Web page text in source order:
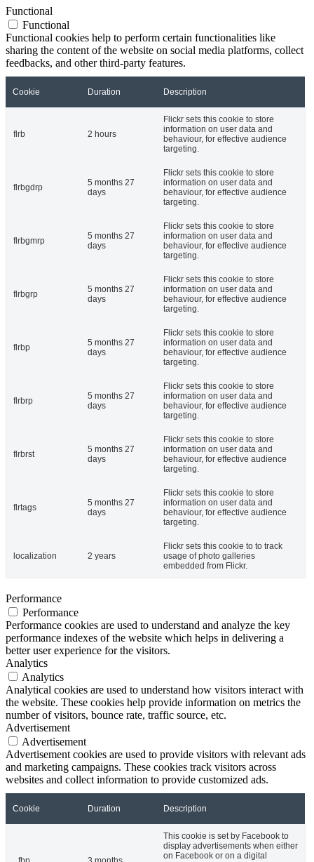
Functional
Functional
Functional cookies help to perform certain functionalities like
sharing the content of the website on social media platforms, collect
feedbacks, and other third-party features.
Cookie Duration Description
flrb 2 hours
Flickr sets this cookie to store
information on user data and
behaviour, for effective audience
targeting.
flrbgdrp
5 months 27
days
Flickr sets this cookie to store
information on user data and
behaviour, for effective audience
targeting.
flrbgmrp
5 months 27
days
Flickr sets this cookie to store
information on user data and
behaviour, for effective audience
targeting.
flrbgrp
5 months 27
days
Flickr sets this cookie to store
information on user data and
behaviour, for effective audience
targeting.
flrbp
5 months 27
days
Flickr sets this cookie to store
information on user data and
behaviour, for effective audience
targeting.
flrbrp
5 months 27
days
Flickr sets this cookie to store
information on user data and
behaviour, for effective audience
targeting.
flrbrst
5 months 27
days
Flickr sets this cookie to store
information on user data and
behaviour, for effective audience
targeting.
flrtags
5 months 27
days
Flickr sets this cookie to store
information on user data and
behaviour, for effective audience
targeting.
localization 2 years
Flickr sets this cookie to to track
usage of photo galleries
embedded from Flickr.
Performance
Performance
Performance cookies are used to understand and analyze the key
performance indexes of the website which helps in delivering a
better user experience for the visitors.
Analytics
Analytics
Analytical cookies are used to understand how visitors interact with
the website. These cookies help provide information on metrics the
number of visitors, bounce rate, traffic source, etc.
Advertisement
Advertisement
Advertisement cookies are used to provide visitors with relevant ads
and marketing campaigns. These cookies track visitors across
websites and collect information to provide customized ads.
Cookie Duration Description
This cookie is set by Facebook to
display advertisements when either
on Facebook or on a digital